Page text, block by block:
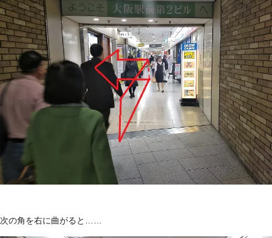
次の角を右に曲がると……